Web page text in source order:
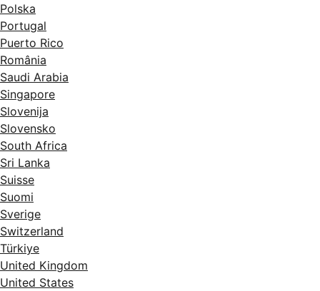
Polska
Portugal
Puerto Rico
România
Saudi Arabia
Singapore
Slovenija
Slovensko
South Africa
Sri Lanka
Suisse
Suomi
Sverige
Switzerland
Türkiye
United Kingdom
United States